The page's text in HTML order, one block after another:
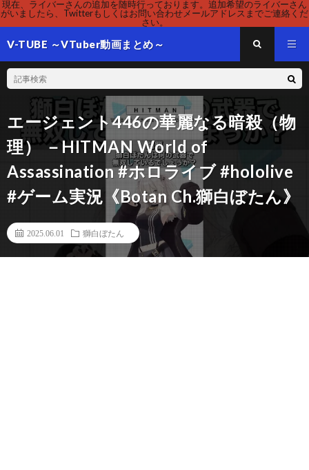
現在、ライバーさんの追加を随時行っております。追加希望のライバーさん
がいましたら、Twitterもしくはお問い合わせメールアドレスまでご連絡くだ
さい。
V-TUBE ～VTuber動画まとめ～
エージェント446の華麗なる暗殺（物
理） －HITMAN World of
Assassination #ホロライブ #hololive
#ゲーム実況《Botan Ch.獅白ぼたん》
2025.06.01 獅白ぼたん